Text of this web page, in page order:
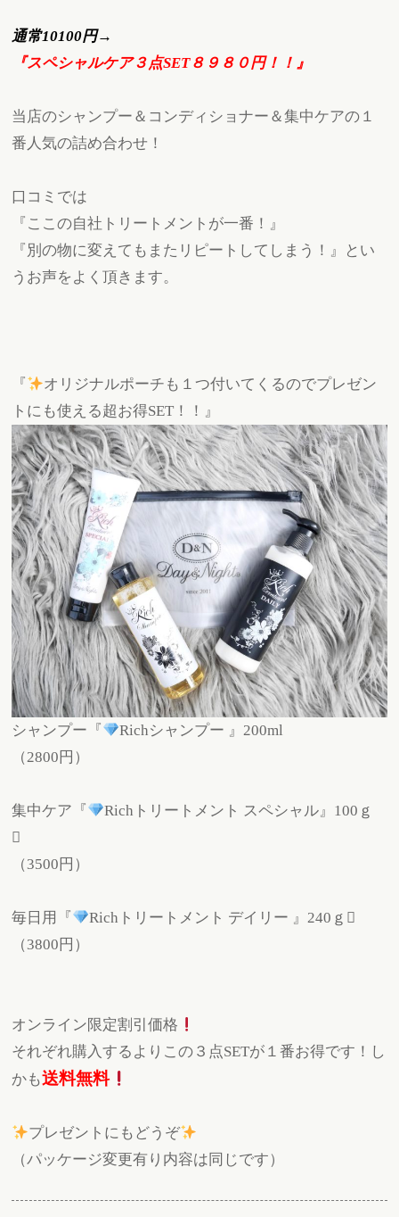
通常10100円→
『スペシャルケア３点SET８９８０円！！』
当店のシャンプー＆コンディショナー＆集中ケアの１
番人気の詰め合わせ！
口コミでは
『ここの自社トリートメントが一番！』
『別の物に変えてもまたリピートしてしまう！』とい
うお声をよく頂きます。
『
オリジナルポーチも１つ付いてくるのでプレゼン
トにも使える超お得SET！！』
シャンプー『
Richシャンプー 』200ml
（2800円）
集中ケア『
Richトリートメント スペシャル』100ｇ

（3500円）
毎日用『
Richトリートメント デイリー 』240ｇ
（3800円）
オンライン限定割引価格
それぞれ購入するよりこの３点SETが１番お得です！し
かも送料無料
プレゼントにもどうぞ
（パッケージ変更有り内容は同じです）